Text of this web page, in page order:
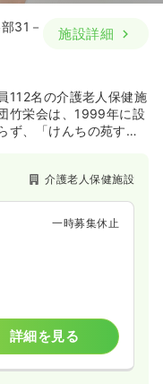
31－
施設詳細
112名の介護老人保健施
竹栄会は、1999年に設
ず、「けんちの苑すみ
介護老人保健施設
一時募集休止
詳細を見る